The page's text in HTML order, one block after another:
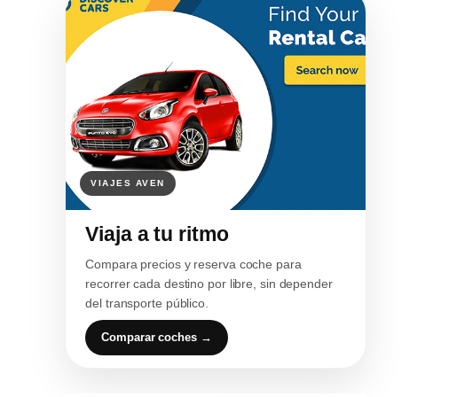
Viaja a tu ritmo
Compara precios y reserva coche para
recorrer cada destino por libre, sin depender
del transporte público.
Comparar coches →